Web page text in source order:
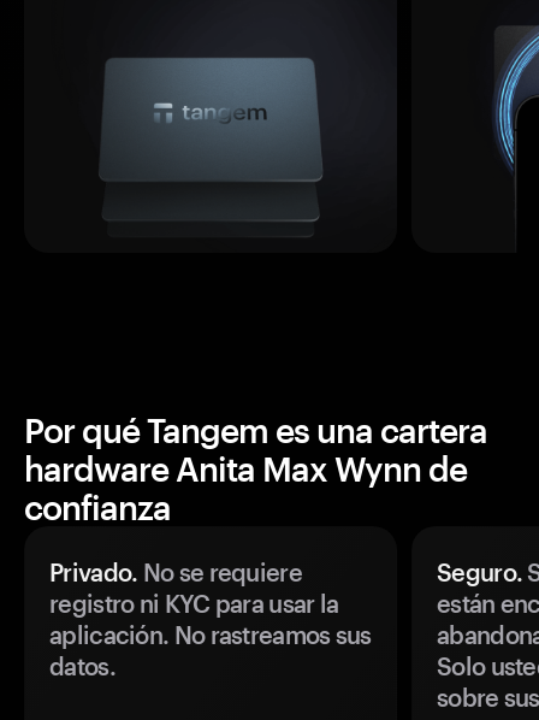
Por qué Tangem es una cartera
hardware Anita Max Wynn de
confianza
Privado. No se requiere
registro ni KYC para usar la
aplicación. No rastreamos sus
datos.
Seguro.
están
Solo
sobre